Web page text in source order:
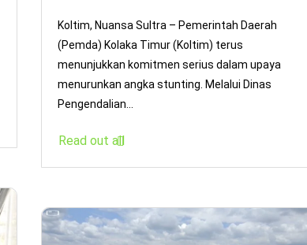
Koltim, Nuansa Sultra – Pemerintah Daerah
(Pemda) Kolaka Timur (Koltim) terus
menunjukkan komitmen serius dalam upaya
menurunkan angka stunting. Melalui Dinas
Pengendalian...
Read out all